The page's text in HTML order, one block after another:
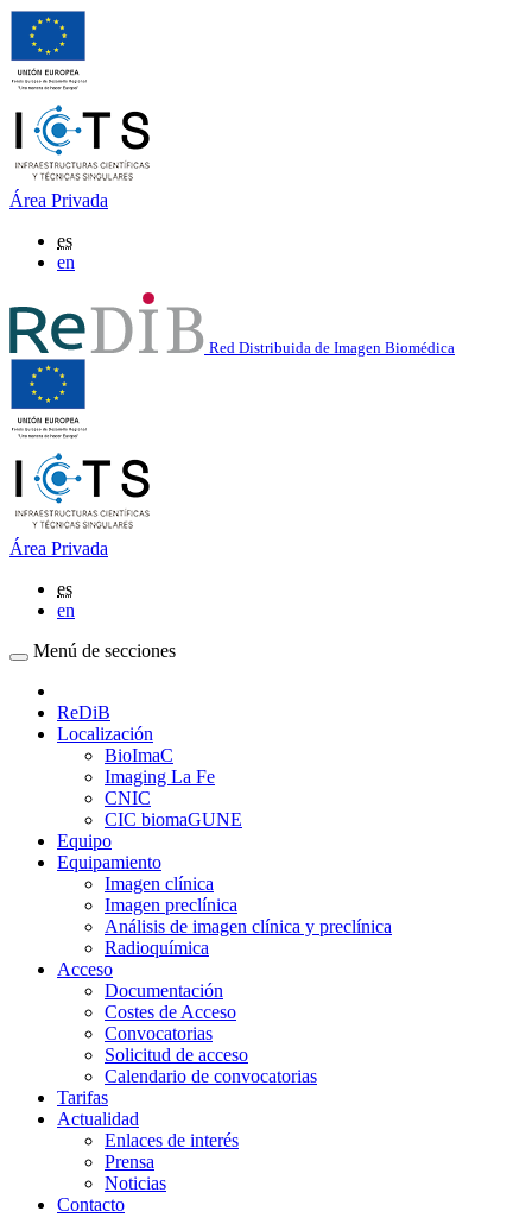
Área Privada
es
en
Red Distribuida de Imagen Biomédica
Área Privada
es
en
Menú de secciones
ReDiB
Localización
BioImaC
Imaging La Fe
CNIC
CIC biomaGUNE
Equipo
Equipamiento
Imagen clínica
Imagen preclínica
Análisis de imagen clínica y preclínica
Radioquímica
Acceso
Documentación
Costes de Acceso
Convocatorias
Solicitud de acceso
Calendario de convocatorias
Tarifas
Actualidad
Enlaces de interés
Prensa
Noticias
Contacto